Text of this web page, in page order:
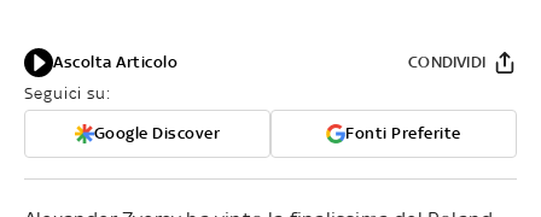
Ascolta Articolo
Seguici su:
Google Discover Fonti Preferite
CONDIVIDI